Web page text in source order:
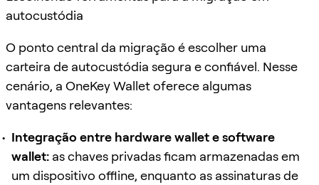
autocustódia
O ponto central da migração é escolher uma
carteira de autocustódia segura e confiável. Nesse
cenário, a OneKey Wallet oferece algumas
vantagens relevantes:
Integração entre hardware wallet e software
wallet: as chaves privadas ficam armazenadas em
um dispositivo offline, enquanto as assinaturas de